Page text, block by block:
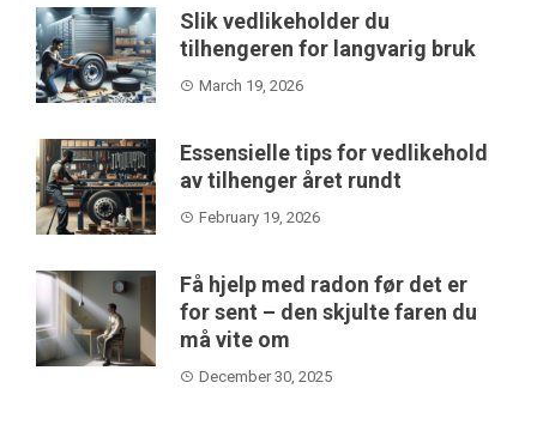
Slik vedlikeholder du
tilhengeren for langvarig bruk
March 19, 2026
Essensielle tips for vedlikehold
av tilhenger året rundt
February 19, 2026
Få hjelp med radon før det er
for sent – den skjulte faren du
må vite om
December 30, 2025